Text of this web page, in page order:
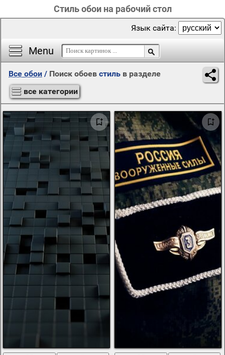
Стиль обои на рабочий стол
Menu
Язык сайта:
Все обои / Поиск обоев стиль в разделе
все категории